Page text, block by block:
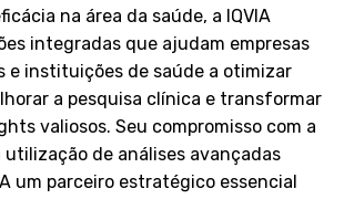
na área da saúde, a IQVIA
integradas que ajudam empresas
e instituições de saúde a otimizar
a pesquisa clínica e transformar
valiosos. Seu compromisso com a
utilização de análises avançadas
um parceiro estratégico essencial